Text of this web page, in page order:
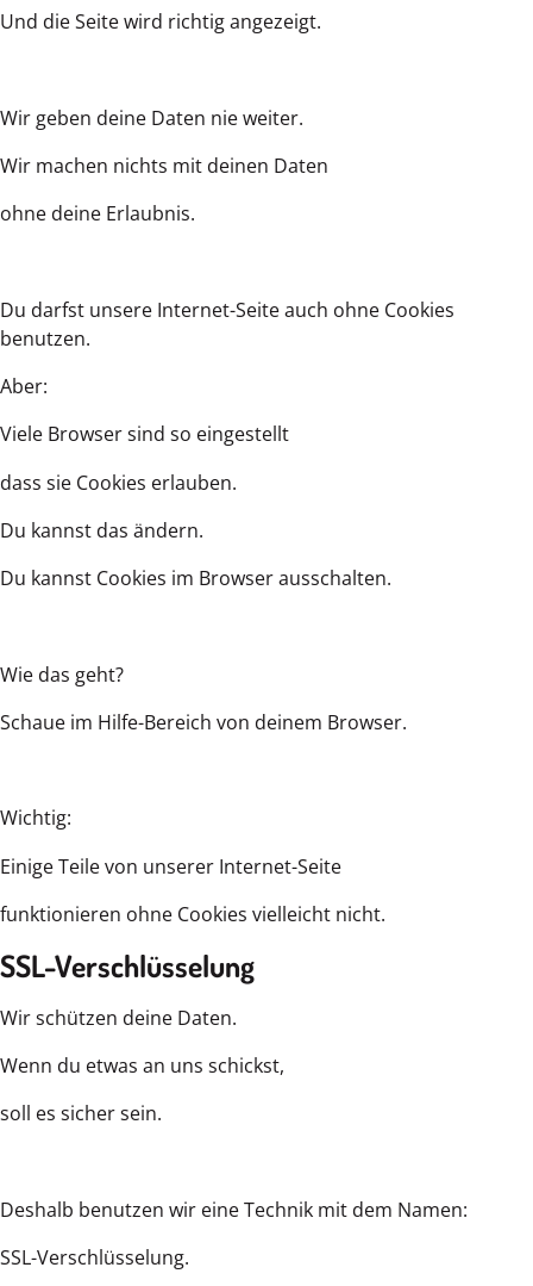
Und die Seite wird richtig angezeigt.
Wir geben deine Daten nie weiter.
Wir machen nichts mit deinen Daten
ohne deine Erlaubnis.
Du darfst unsere Internet-Seite auch ohne Cookies
benutzen.
Aber:
Viele Browser sind so eingestellt
dass sie Cookies erlauben.
Du kannst das ändern.
Du kannst Cookies im Browser ausschalten.
Wie das geht?
Schaue im Hilfe-Bereich von deinem Browser.
Wichtig:
Einige Teile von unserer Internet-Seite
funktionieren ohne Cookies vielleicht nicht.
SSL-Verschlüsselung
Wir schützen deine Daten.
Wenn du etwas an uns schickst,
soll es sicher sein.
Deshalb benutzen wir eine Technik mit dem Namen:
SSL-Verschlüsselung.